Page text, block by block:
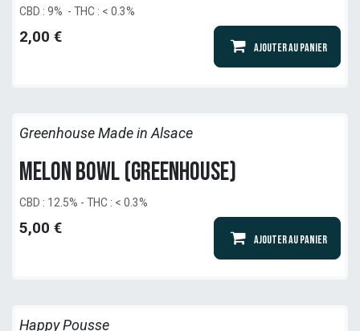
CBD : 9% - THC : < 0.3%
2,00 €
Ajouter au panier
Greenhouse Made in Alsace
Melon Bowl (Greenhouse)
CBD : 12.5% - THC : < 0.3%
5,00 €
Ajouter au panier
Happy Pousse